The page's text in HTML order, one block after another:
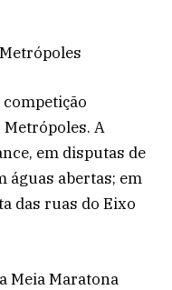
A
em disputas de
águas abertas; em
das ruas do Eixo
Meia Maratona